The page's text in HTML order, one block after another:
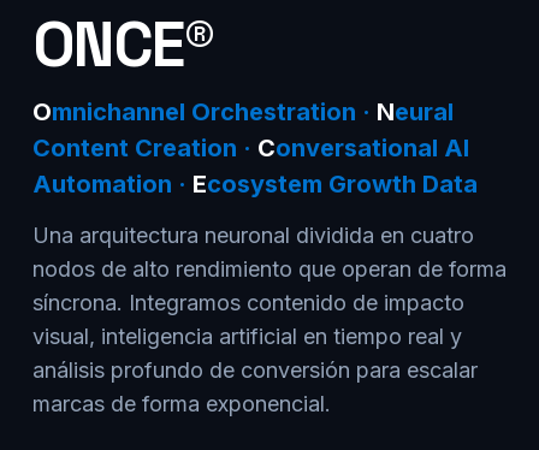
ONCE®
Omnichannel Orchestration · Neural
Content Creation · Conversational AI
Automation · Ecosystem Growth Data
Una arquitectura neuronal dividida en cuatro
nodos de alto rendimiento que operan de forma
síncrona. Integramos contenido de impacto
visual, inteligencia artificial en tiempo real y
análisis profundo de conversión para escalar
marcas de forma exponencial.